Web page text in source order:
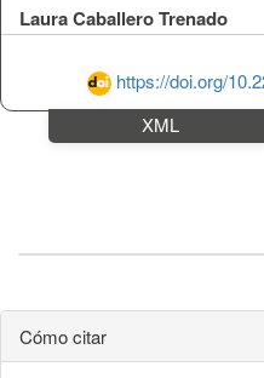
https://doi.org/
Laura Caballero Trenado
XML
Cómo citar